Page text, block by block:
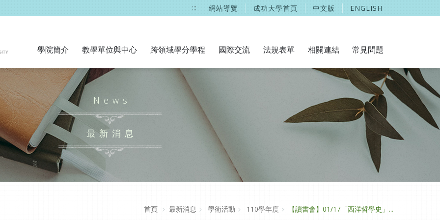
::: 網站導覽 成功大學首頁 中文版 ENGLISH
學院簡介 教學單位與中心 跨領域學分學程 國際交流 法規表單 相關連結 常見問題
News
最新消息
首頁 最新消息 學術活動 110學年度 【讀書會】01/17「西洋哲學史」...